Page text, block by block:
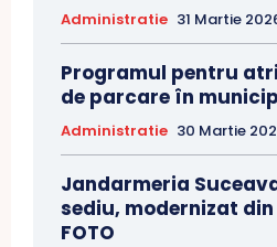
Administratie 31 Martie
Programul pentru
de parcare în
Administratie 30 Martie
Jandarmeria
sediu, modernizat
FOTO